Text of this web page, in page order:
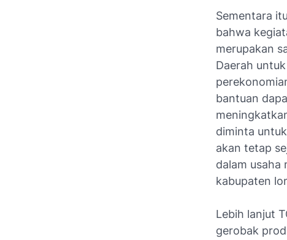
Sementara
bahwa
merupakan
Daerah
bantuan
diminta
akan tetap
dalam usaha
kabupaten
Lebih lanjut
gerobak